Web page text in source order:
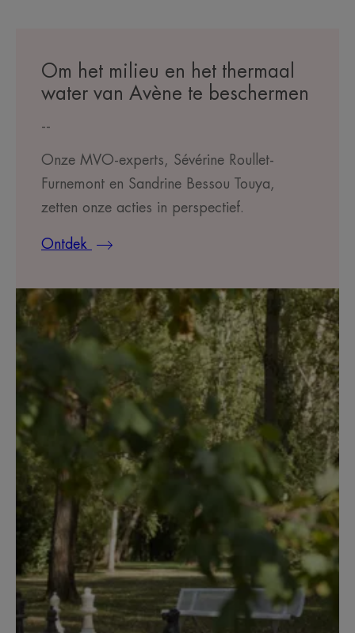
Om het milieu en het thermaal
water van Avène te beschermen
--
Onze MVO-experts, Sévérine Roullet-
Furnemont en Sandrine Bessou Touya,
zetten onze acties in perspectief.
Ontdek